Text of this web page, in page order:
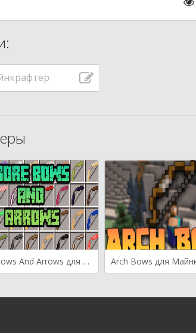
More Bows And Arrows для Майнкрафт [1.20.2, 1.20.1, 1.19.2]